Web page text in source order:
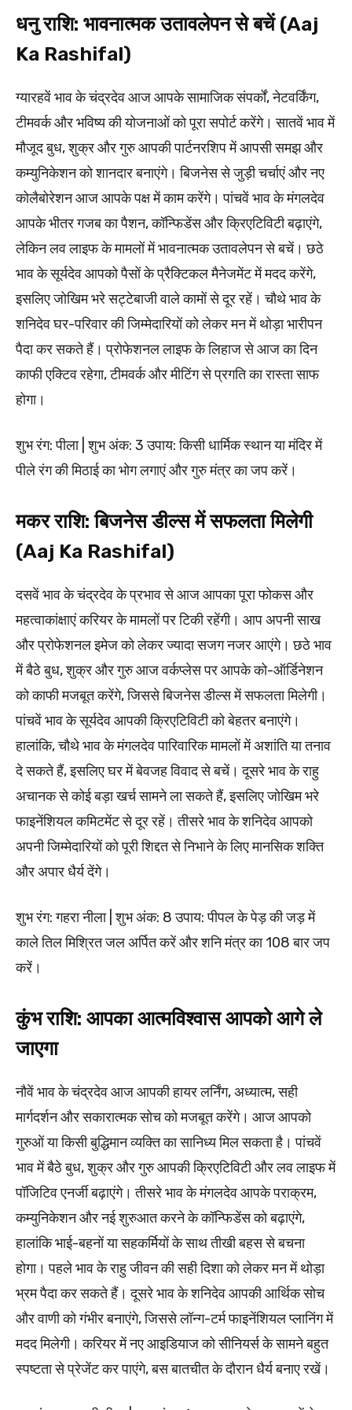
धनु राशि: भावनात्मक उतावलेपन से बचें (Aaj
Ka Rashifal)
ग्यारहवें भाव के चंद्रदेव आज आपके सामाजिक संपर्कों, नेटवर्किंग,
टीमवर्क और भविष्य की योजनाओं को पूरा सपोर्ट करेंगे। सातवें भाव में
मौजूद बुध, शुक्र और गुरु आपकी पार्टनरशिप में आपसी समझ और
कम्युनिकेशन को शानदार बनाएंगे। बिजनेस से जुड़ी चर्चाएं और नए
कोलैबोरेशन आज आपके पक्ष में काम करेंगे। पांचवें भाव के मंगलदेव
आपके भीतर गजब का पैशन, कॉन्फिडेंस और क्रिएटिविटी बढ़ाएंगे,
लेकिन लव लाइफ के मामलों में भावनात्मक उतावलेपन से बचें। छठे
भाव के सूर्यदेव आपको पैसों के प्रैक्टिकल मैनेजमेंट में मदद करेंगे,
इसलिए जोखिम भरे सट्टेबाजी वाले कामों से दूर रहें। चौथे भाव के
शनिदेव घर-परिवार की जिम्मेदारियों को लेकर मन में थोड़ा भारीपन
पैदा कर सकते हैं। प्रोफेशनल लाइफ के लिहाज से आज का दिन
काफी एक्टिव रहेगा, टीमवर्क और मीटिंग से प्रगति का रास्ता साफ
होगा।
शुभ रंग: पीला | शुभ अंक: 3 उपाय: किसी धार्मिक स्थान या मंदिर में
पीले रंग की मिठाई का भोग लगाएं और गुरु मंत्र का जप करें।
मकर राशि: बिजनेस डील्स में सफलता मिलेगी
(Aaj Ka Rashifal)
दसवें भाव के चंद्रदेव के प्रभाव से आज आपका पूरा फोकस और
महत्वाकांक्षाएं करियर के मामलों पर टिकी रहेंगी। आप अपनी साख
और प्रोफेशनल इमेज को लेकर ज्यादा सजग नजर आएंगे। छठे भाव
में बैठे बुध, शुक्र और गुरु आज वर्कप्लेस पर आपके को-ऑर्डिनेशन
को काफी मजबूत करेंगे, जिससे बिजनेस डील्स में सफलता मिलेगी।
पांचवें भाव के सूर्यदेव आपकी क्रिएटिविटी को बेहतर बनाएंगे।
हालांकि, चौथे भाव के मंगलदेव पारिवारिक मामलों में अशांति या तनाव
दे सकते हैं, इसलिए घर में बेवजह विवाद से बचें। दूसरे भाव के राहु
अचानक से कोई बड़ा खर्च सामने ला सकते हैं, इसलिए जोखिम भरे
फाइनेंशियल कमिटमेंट से दूर रहें। तीसरे भाव के शनिदेव आपको
अपनी जिम्मेदारियों को पूरी शिद्दत से निभाने के लिए मानसिक शक्ति
और अपार धैर्य देंगे।
शुभ रंग: गहरा नीला | शुभ अंक: 8 उपाय: पीपल के पेड़ की जड़ में
काले तिल मिश्रित जल अर्पित करें और शनि मंत्र का 108 बार जप
करें।
कुंभ राशि: आपका आत्मविश्वास आपको आगे ले
जाएगा
नौवें भाव के चंद्रदेव आज आपकी हायर लर्निंग, अध्यात्म, सही
मार्गदर्शन और सकारात्मक सोच को मजबूत करेंगे। आज आपको
गुरुओं या किसी बुद्धिमान व्यक्ति का सानिध्य मिल सकता है। पांचवें
भाव में बैठे बुध, शुक्र और गुरु आपकी क्रिएटिविटी और लव लाइफ में
पॉजिटिव एनर्जी बढ़ाएंगे। तीसरे भाव के मंगलदेव आपके पराक्रम,
कम्युनिकेशन और नई शुरुआत करने के कॉन्फिडेंस को बढ़ाएंगे,
हालांकि भाई-बहनों या सहकर्मियों के साथ तीखी बहस से बचना
होगा। पहले भाव के राहु जीवन की सही दिशा को लेकर मन में थोड़ा
भ्रम पैदा कर सकते हैं। दूसरे भाव के शनिदेव आपकी आर्थिक सोच
और वाणी को गंभीर बनाएंगे, जिससे लॉन्ग-टर्म फाइनेंशियल प्लानिंग में
मदद मिलेगी। करियर में नए आइडियाज को सीनियर्स के सामने बहुत
स्पष्टता से प्रेजेंट कर पाएंगे, बस बातचीत के दौरान धैर्य बनाए रखें।